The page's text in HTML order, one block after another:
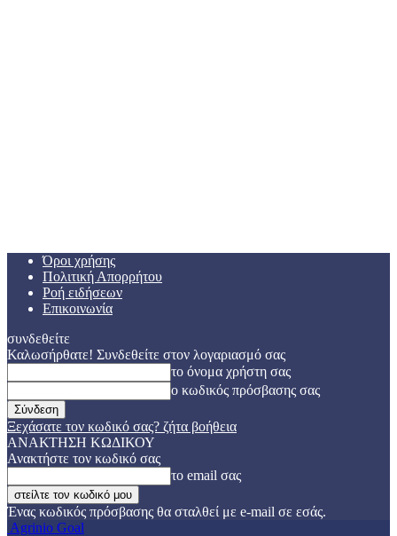
Όροι χρήσης
Πολιτική Απορρήτου
Ροή ειδήσεων
Επικοινωνία
συνδεθείτε
Καλωσήρθατε! Συνδεθείτε στον λογαριασμό σας
το όνομα χρήστη σας
ο κωδικός πρόσβασης σας
Ξεχάσατε τον κωδικό σας? ζήτα βοήθεια
ΑΝΑΚΤΗΣΗ ΚΩΔΙΚΟΥ
Ανακτήστε τον κωδικό σας
το email σας
Ένας κωδικός πρόσβασης θα σταλθεί με e-mail σε εσάς.
Agrinio Goal